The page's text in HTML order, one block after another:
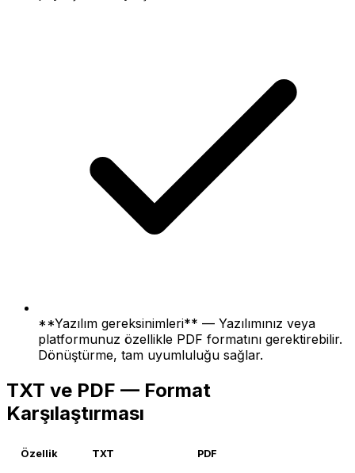
**Yazılım gereksinimleri** — Yazılımınız veya
platformunuz özellikle PDF formatını gerektirebilir.
Dönüştürme, tam uyumluluğu sağlar.
TXT ve PDF — Format
Karşılaştırması
Özellik TXT PDF